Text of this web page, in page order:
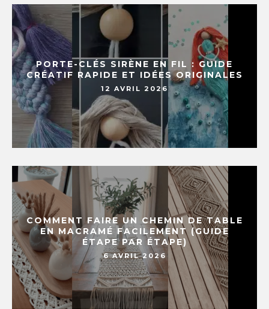
PORTE-CLÉS SIRÈNE EN FIL : GUIDE
CRÉATIF RAPIDE ET IDÉES ORIGINALES
12 AVRIL 2026
COMMENT FAIRE UN CHEMIN DE TABLE
EN MACRAMÉ FACILEMENT (GUIDE
ÉTAPE PAR ÉTAPE)
6 AVRIL 2026